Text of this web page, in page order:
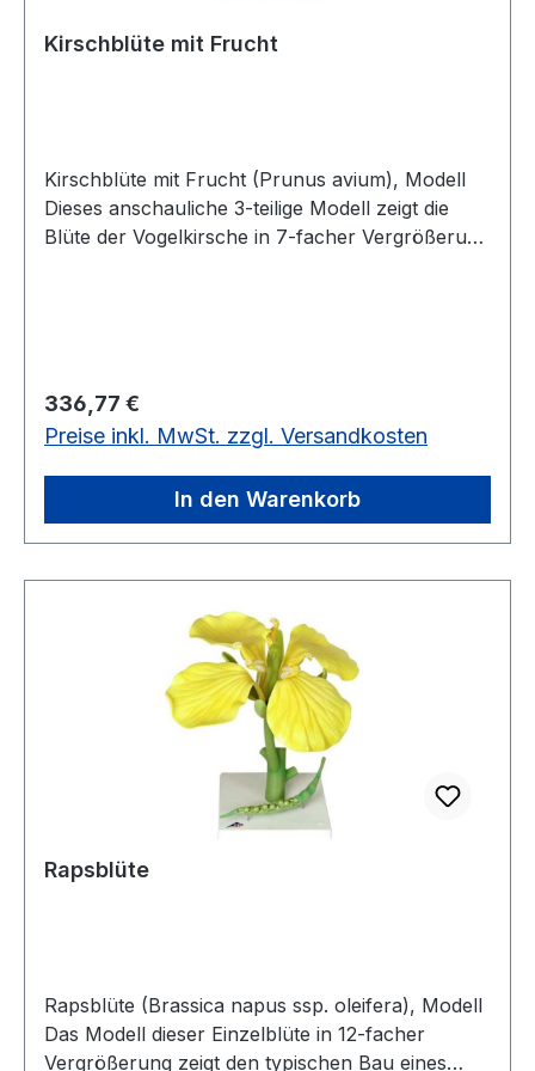
Kirschblüte mit Frucht
Kirschblüte mit Frucht (Prunus avium), Modell
Dieses anschauliche 3-teilige Modell zeigt die
Blüte der Vogelkirsche in 7-facher Vergrößerung
Produktblatt-Blütenmodell-Kirschblüte3-teiliges
Modell, 3-fache Vergrößerung
Regulärer Preis:
336,77 €
Preise inkl. MwSt. zzgl. Versandkosten
In den Warenkorb
Rapsblüte
Rapsblüte (Brassica napus ssp. oleifera), Modell
Das Modell dieser Einzelblüte in 12-facher
Vergrößerung zeigt den typischen Bau eines